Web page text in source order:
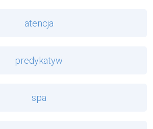
atencja
predykatyw
spa